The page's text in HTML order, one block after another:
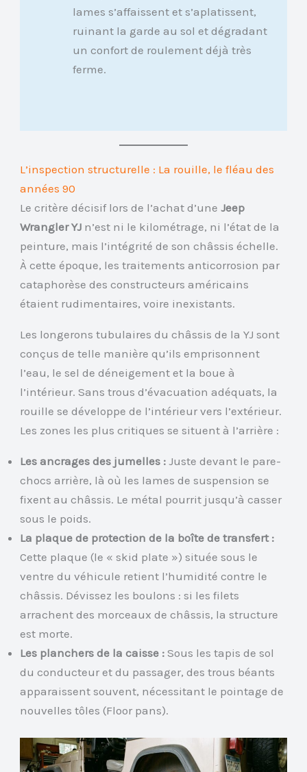
lames s’affaissent et s’aplatissent,
ruinant la garde au sol et dégradant
un confort de roulement déjà très
ferme.
L’inspection structurelle : La rouille, le fléau des
années 90
Le critère décisif lors de l’achat d’uneJeep
Wrangler YJ n’est ni le kilométrage, ni l’état de la
peinture, mais l’intégrité de son châssis échelle.
À cette époque, les traitements anticorrosion par
cataphorèse des constructeurs américains
étaient rudimentaires, voire inexistants.
Les longerons tubulaires du châssis de la YJ sont
conçus de telle manière qu’ils emprisonnent
l’eau, le sel de déneigement et la boue à
l’intérieur. Sans trous d’évacuation adéquats, la
rouille se développe de l’intérieur vers l’extérieur.
Les zones les plus critiques se situent à l’arrière :
Les ancrages des jumelles : Juste devant le pare-
chocs arrière, là où les lames de suspension se
fixent au châssis. Le métal pourrit jusqu’à casser
sous le poids.
La plaque de protection de la boîte de transfert :
Cette plaque (le « skid plate ») située sous le
ventre du véhicule retient l’humidité contre le
châssis. Dévissez les boulons : si les filets
arrachent des morceaux de châssis, la structure
est morte.
Les planchers de la caisse : Sous les tapis de sol
du conducteur et du passager, des trous béants
apparaissent souvent, nécessitant le pointage de
nouvelles tôles (Floor pans).